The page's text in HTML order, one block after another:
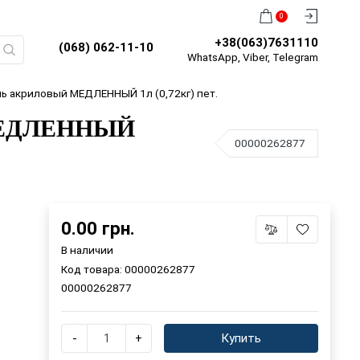
(068) 062-11-10
0
+38(063)7631110
WhatsApp, Viber, Telegram
акриловый МЕДЛЕННЫЙ 1л (0,72кг) пет.
00000262877
0.00 грн.
В наличии
Код товара: 00000262877
00000262877
- + Купить